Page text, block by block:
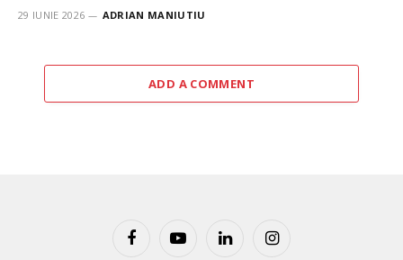
29 IUNIE 2026 ADRIAN MANIUTIU
ADD A COMMENT
FacebookYouTubeLinkedInInstagram